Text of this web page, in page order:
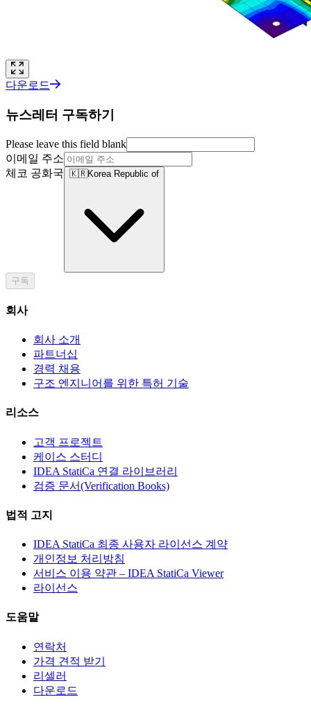
다운로드
뉴스레터 구독하기
Please leave this field blank
이메일 주소
체코 공화국 🇰🇷Korea Republic of
구독
회사
회사 소개
파트너십
경력 채용
구조 엔지니어를 위한 특허 기술
리소스
고객 프로젝트
케이스 스터디
IDEA StatiCa 연결 라이브러리
검증 문서(Verification Books)
법적 고지
IDEA StatiCa 최종 사용자 라이선스 계약
개인정보 처리방침
서비스 이용 약관 – IDEA StatiCa Viewer
라이선스
도움말
연락처
가격 견적 받기
리셀러
다운로드